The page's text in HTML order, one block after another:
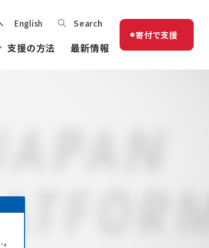
English Search
支援の方法 最新情報
寄付で支援